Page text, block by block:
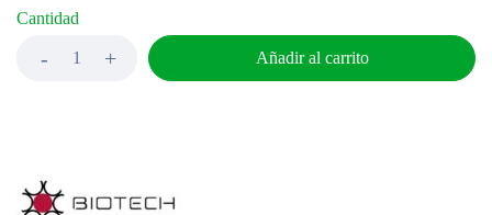
Cantidad
Añadir al carrito